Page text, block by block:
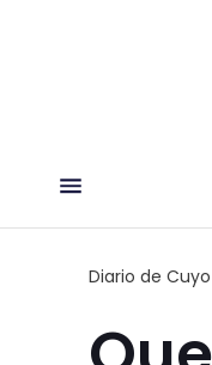
Diario de Cuyo